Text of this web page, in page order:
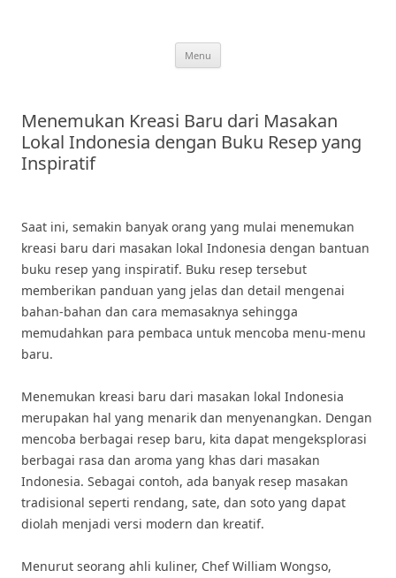
Menu
Menemukan Kreasi Baru dari Masakan
Lokal Indonesia dengan Buku Resep yang
Inspiratif
Saat ini, semakin banyak orang yang mulai menemukan
kreasi baru dari masakan lokal Indonesia dengan bantuan
buku resep yang inspiratif. Buku resep tersebut
memberikan panduan yang jelas dan detail mengenai
bahan-bahan dan cara memasaknya sehingga
memudahkan para pembaca untuk mencoba menu-menu
baru.
Menemukan kreasi baru dari masakan lokal Indonesia
merupakan hal yang menarik dan menyenangkan. Dengan
mencoba berbagai resep baru, kita dapat mengeksplorasi
berbagai rasa dan aroma yang khas dari masakan
Indonesia. Sebagai contoh, ada banyak resep masakan
tradisional seperti rendang, sate, dan soto yang dapat
diolah menjadi versi modern dan kreatif.
Menurut seorang ahli kuliner, Chef William Wongso,